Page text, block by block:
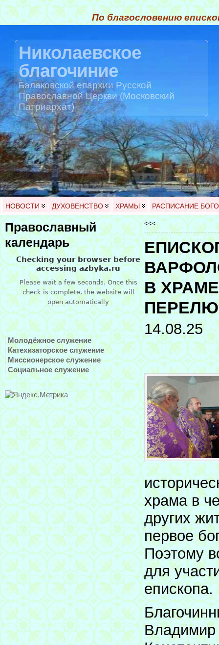
По благословению
Николаевское
благочиние
Балаковской епархии Русской
Православной Церкви (Московский
Патриархат)
НОВОСТИ ДУХОВЕНСТВО ХРАМЫ РАСПИСАНИЕ
Православный
календарь
Молодёжное служение
Катехизаторское служение
Миссионерское служение
Социальное служение
<<<
В
14.08.25
храма в
других
первое
Поэтому
для
епископа.
Владимир